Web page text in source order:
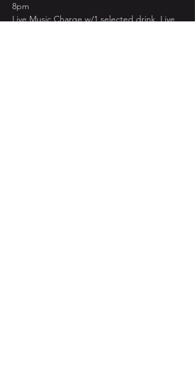
8pm
Live Music Charge w/1 selected drink. Live